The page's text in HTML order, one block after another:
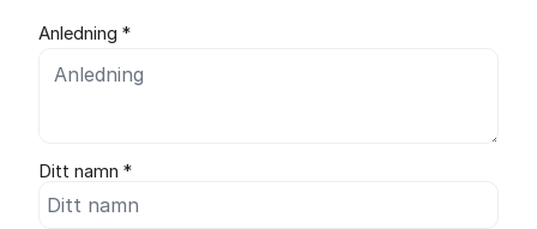
Anledning *
Ditt namn *